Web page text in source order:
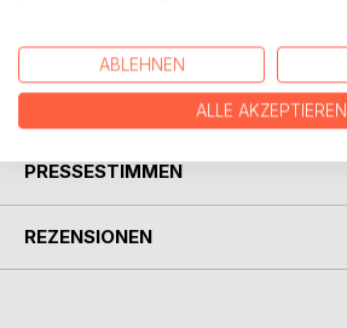
PRESSESTIMMEN
REZENSIONEN
ABLEHNEN
ALLE AKZEPTIEREN